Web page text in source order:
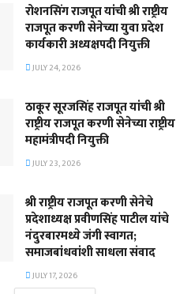
रोशनसिंग राजपूत यांची श्री राष्ट्रीय
राजपूत करणी सेनेच्या युवा प्रदेश
कार्यकारी अध्यक्षपदी नियुक्ती
JULY 24, 2026
ठाकूर सूरजसिंह राजपूत यांची श्री
राष्ट्रीय राजपूत करणी सेनेच्या राष्ट्रीय
महामंत्रीपदी नियुक्ती
JULY 23, 2026
श्री राष्ट्रीय राजपूत करणी सेनेचे
प्रदेशाध्यक्ष प्रवीणसिंह पाटील यांचे
नंदुरबारमध्ये जंगी स्वागत;
समाजबांधवांशी साधला संवाद
JULY 17, 2026